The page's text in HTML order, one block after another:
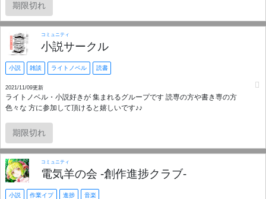
期限切れ
コミュニティ
小説サークル
小説 雑談 ライトノベル 読書
2021/11/09更新
ライトノベル・小説好きが 集まれるグループです 読専の方や書き専の方
色々な 方に参加して頂けると嬉しいです♪♪
期限切れ
コミュニティ
電気羊の会 -創作進捗クラブ-
小説 作業イプ 進捗 音楽